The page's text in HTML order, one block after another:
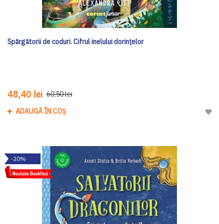
Spărgătorii de coduri. Cifrul inelului dorințelor
48,40 lei 60,50 lei
ADAUGĂ ÎN COȘ
-20%